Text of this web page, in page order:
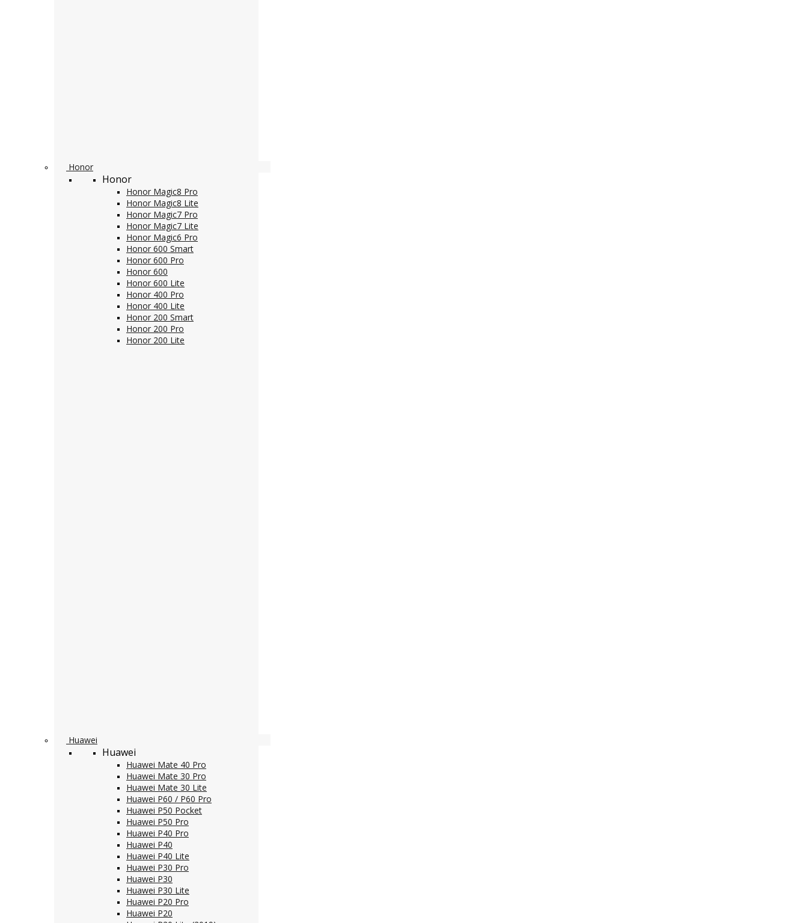
Honor
Honor
Honor Magic8 Pro
Honor Magic8 Lite
Honor Magic7 Pro
Honor Magic7 Lite
Honor Magic6 Pro
Honor 600 Smart
Honor 600 Pro
Honor 600
Honor 600 Lite
Honor 400 Pro
Honor 400 Lite
Honor 200 Smart
Honor 200 Pro
Honor 200 Lite
Huawei
Huawei
Huawei Mate 40 Pro
Huawei Mate 30 Pro
Huawei Mate 30 Lite
Huawei P60 / P60 Pro
Huawei P50 Pocket
Huawei P50 Pro
Huawei P40 Pro
Huawei P40
Huawei P40 Lite
Huawei P30 Pro
Huawei P30
Huawei P30 Lite
Huawei P20 Pro
Huawei P20